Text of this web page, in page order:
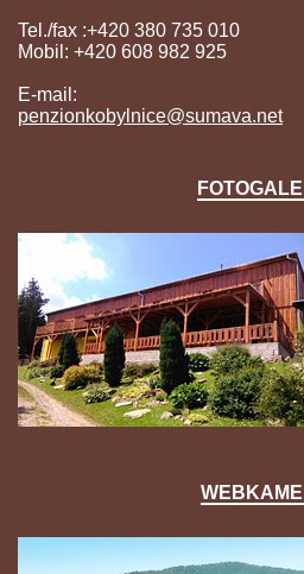
Tel./fax :+420 380 735 010
Mobil: +420 608 982 925
E-mail:
penzionkobylnice@sumava.net